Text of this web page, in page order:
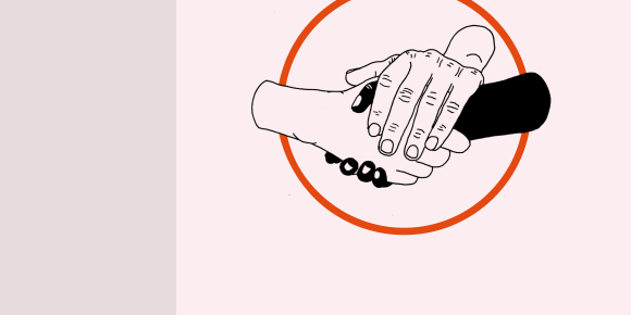
zusammengekommen,
schon am Dienstag
Sendesaal. Aber die
Raed Jazbeh ist, der
lächelt er, hätten sie
Flüchtlingsschicksale –
drei Wochen in
Damaskus über die
reiste, erzählt Jazbeh.